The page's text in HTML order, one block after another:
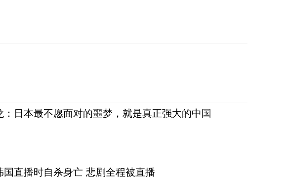
：日本最不愿面对的噩梦，就是真正强大的中国
国直播时自杀身亡 悲剧全程被直播